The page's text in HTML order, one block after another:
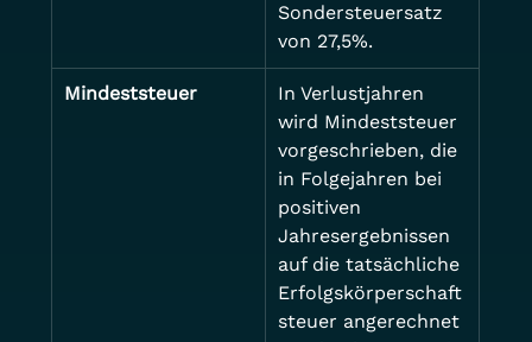
Sondersteuersatz
von 27,5%.
Mindeststeuer
In Verlustjahren
wird Mindeststeuer
vorgeschrieben, die
in Folgejahren bei
positiven
Jahresergebnissen
auf die tatsächliche
Erfolgskörperschaft
steuer angerechnet